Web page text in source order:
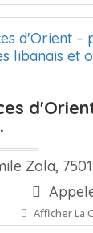
Zola,
Afficher La